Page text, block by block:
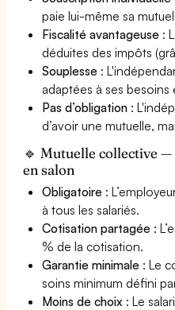
paie lui-même sa
Fiscalité avantageuse :
déduites des impôts
Souplesse :
adaptées à ses
Pas d’obligation :
d’avoir une mutuelle,
🔹 Mutuelle collective
en salon
Obligatoire :
à tous les salariés.
Cotisation partagée :
% de la cotisation.
Garantie minimale : Le
soins minimum défini
Moins de choix : Le